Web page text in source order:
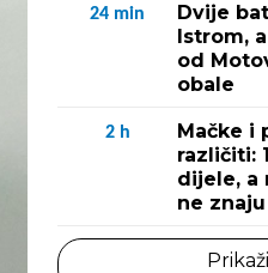
24 min
Dvije
Istrom,
od
obale
2 h
Mačke i
različiti:
dijele, a
ne znaju